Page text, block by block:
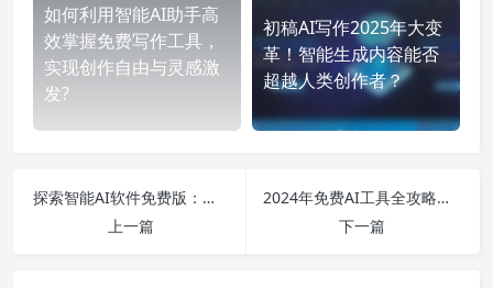
如何利用智能AI助手高
效掌握免费写作工具，
实现创作自由与灵感激
发?
初稿AI写作2025年大变
革！智能生成内容能否
超越人类创作者？
探索智能AI软件免费版：助力英语学习与文案创作的全新平台选择
上一篇
2024年免费AI工具全攻略：从智能写作到PPT创作，全面提升效率的最佳选择
下一篇